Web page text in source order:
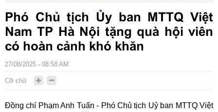
Phó Chủ tịch Ủy ban MTTQ Việt
Nam TP Hà Nội tặng quà hội viên
có hoàn cảnh khó khăn
27/08/2025 - 08:58 AM
Cỡ chữ
Đồng chí Phạm Anh Tuấn - Phó Chủ tịch Uỷ ban MTTQ Việt